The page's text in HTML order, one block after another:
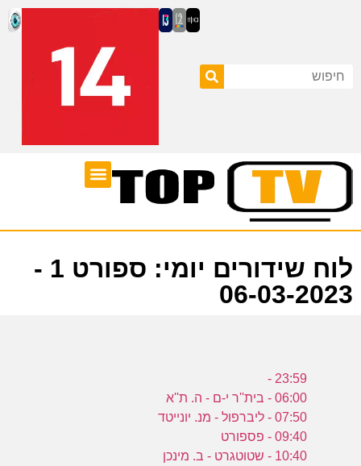
לוח שידורים יומי: ספורט 1 -
06-03-2023
23:59 -
06:00 - בית''ר י-ם - ה. ת''א
07:50 - ליברפול - מנ. יונייטד
09:40 - פספורט
10:40 - שטוטגרט - ב. מינכן